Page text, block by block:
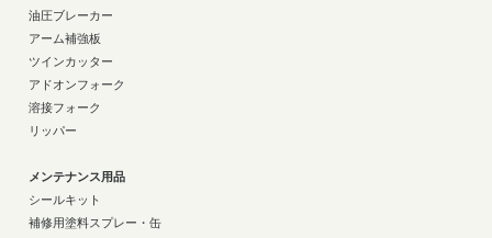
油圧ブレーカー
アーム補強板
ツインカッター
アドオンフォーク
溶接フォーク
リッパー
メンテナンス用品
シールキット
補修用塗料スプレー・缶